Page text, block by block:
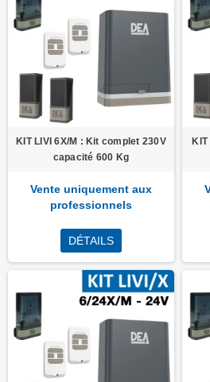
KIT LIVI 6X/M : Kit complet 230V
capacité 600 Kg
Vente uniquement aux
professionnels
DÉTAILS